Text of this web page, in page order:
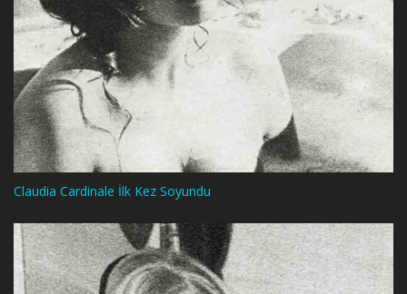
Claudia Cardinale İlk Kez Soyundu